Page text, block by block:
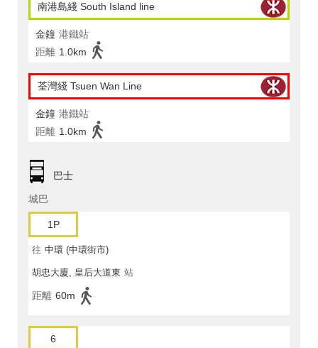
南港島綫 South Island line
金鐘 港鐵站
距離 1.0km
荃灣綫 Tsuen Wan Line
金鐘 港鐵站
距離 1.0km
巴士
城巴
1P
往 中環 (中環街市)
胡忠大廈, 皇后大道東 站
距離 60m
6